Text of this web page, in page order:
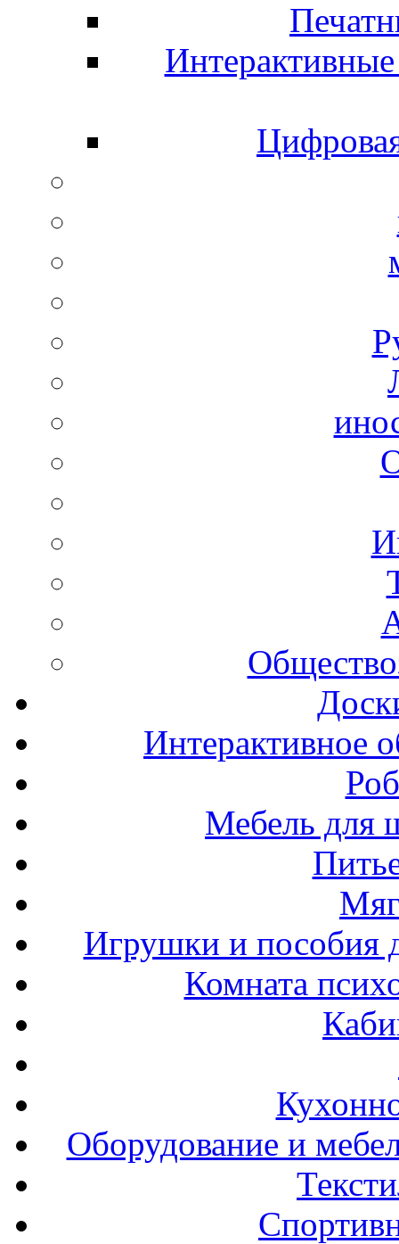
Интерактивное
Мебель для
Игрушки и пособия
Комната
Оборудование и